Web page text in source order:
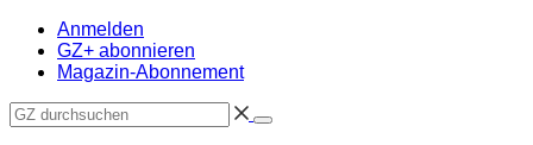
Anmelden
GZ+ abonnieren
Magazin-Abonnement